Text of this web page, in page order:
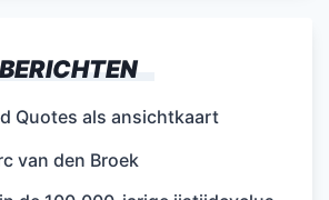
Quotes als ansichtkaart
van den Broek